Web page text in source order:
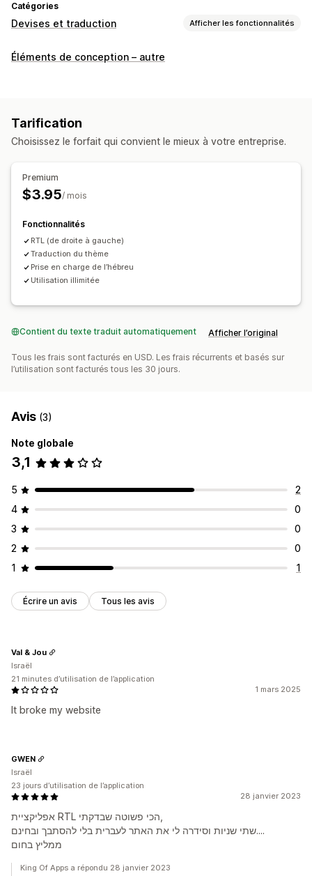
Catégories
Devises et traduction Afficher les fonctionnalités
Traduction en plusieurs langues
Éléments de conception – autre
Tarification
Choisissez le forfait qui convient le mieux à votre entreprise.
Premium
$3.95/ mois
Fonctionnalités
RTL (de droite à gauche)
Traduction du thème
Prise en charge de l’hébreu
Utilisation illimitée
Contient du texte traduit automatiquement Afficher l’original
Tous les frais sont facturés en USD. Les frais récurrents et basés sur
l’utilisation sont facturés tous les 30 jours.
Avis (3)
Note globale
3,1
5
2
4
0
3
0
2
0
1
1
Écrire un avis Tous les avis
1 mars 2025
It broke my website
Val & Jou
Israël
21 minutes d’utilisation de l’application
28 janvier 2023
אפליקציית RTL הכי פשוטה שבדקתי,
שתי שניות וסידרה לי את האתר לעברית בלי להסתבך ובחינם....
ממליץ בחום
GWEN
Israël
23 jours d’utilisation de l’application
King Of Apps a répondu 28 janvier 2023